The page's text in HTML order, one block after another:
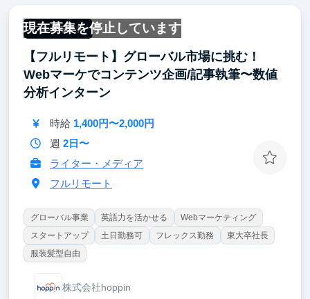
的に経験できるため、特定の職種に閉じない総合的な
ビジネススキルが身につきます。
就職面接でも「自ら事業を推進した経験」として、具
体的かつ説得力のあるアピールが可能になります。
皆様の挑戦をお待ちしております！
現在募集を停止しています
フルリモート
【フルリモート】グローバル市場に挑む！
Webマーケでコンテンツ企画/記事執筆〜数値
分析インターン
時給 1,400円〜2,000円
週 2日〜
ライター・メディア
フルリモート
グローバル事業 英語力を活かせる
Webマーケティング
スタートアップ
土日勤務可 フレックス勤務
東大卒社長
服装髪型自由
株式会社hoppin